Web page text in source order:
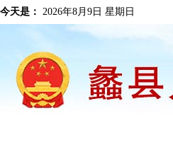
今天是： 2026年8月9日 星期日